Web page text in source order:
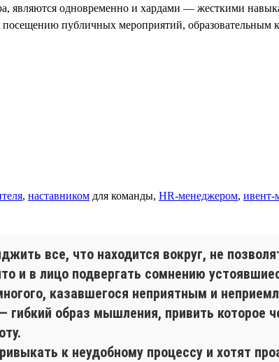
являются одновременно и хардами — жесткими
публичных мероприятий, образовательным
, наставником для команды, HR-менеджером, ивент-
все, что находится вокруг, не
и в лицо подвергать сомнению
казавшегося неприятным и
образ мышления, привить которое
к неудобному процессу и хотят